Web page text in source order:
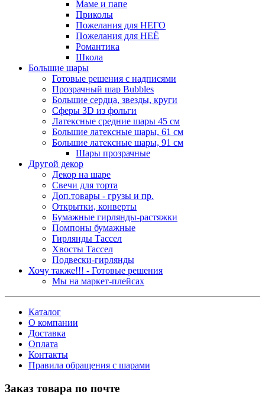
Маме и папе
Приколы
Пожелания для НЕГО
Пожелания для НЕЁ
Романтика
Школа
Большие шары
Готовые решения с надписями
Прозрачный шар Bubbles
Большие сердца, звезды, круги
Сферы 3D из фольги
Латексные средние шары 45 см
Большие латексные шары, 61 см
Большие латексные шары, 91 см
Шары прозрачные
Другой декор
Декор на шаре
Свечи для торта
Доп.товары - грузы и пр.
Открытки, конверты
Бумажные гирлянды-растяжки
Помпоны бумажные
Гирлянды Тассел
Хвосты Тассел
Подвески-гирлянды
Хочу также!!! - Готовые решения
Мы на маркет-плейсах
Каталог
О компании
Доставка
Оплата
Контакты
Правила обращения с шарами
Заказ товара по почте